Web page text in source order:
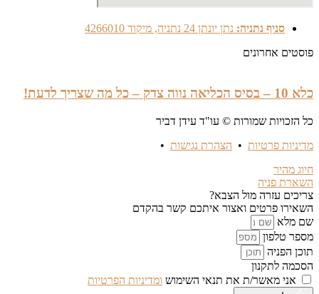
סניף נתניה: נתן יונתן 24 נתניה, מיקוד 4266010
פוסטים אחרונים
כלא 10 – בסיס הכליאה נווה צדק – כל מה שצריך לדעת!
כל הזכויות שמורות © עו"ד עידן דביר
מדיניות פרטיות • הצהרת נגישות •
חיוג מהיר
השארת פניה
צריכים עזרה מול הצבא?
השאירו פרטים ואצור איתכם קשר בהקדם
שם מלא
מספר טלפון
תוכן הפניה
הסכמה לתקנון
אני מאשר/ת את תנאי השימוש ומדיניות הפרטיות